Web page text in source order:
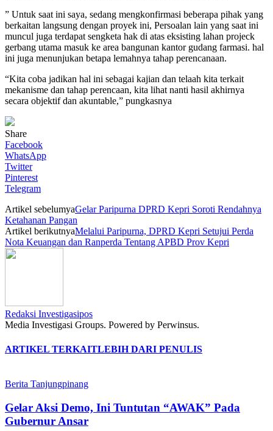
” Untuk saat ini saya, sedang mengkonfirmasi beberapa pihak yang
berkaitan langsung dengan proyek ini, Persoalan lain yang saat ini
muncul juga terdapat sengketa hak di atas eksisting lahan projeck
gerbang utama masuk ke area bangunan kantor gudang farmasi. hal
ini juga menunjukan betapa lemahnya tahap perencanaan.
“Kita coba jadikan hal ini sebagai kajian dan telaah kita terkait
mekanisme dan tahap perencaan, kita lihat nanti hasil akhirnya
secara objektif dan akuntable,” pungkasnya
Share
Facebook
WhatsApp
Twitter
Pinterest
Telegram
Artikel sebelumyaGelar Paripurna DPRD Kepri Soroti Rendahnya
Ketahanan Pangan
Artikel berikutnyaMelalui Paripurna, DPRD Kepri Setujui Perda
Nota Keuangan dan Ranperda Tentang APBD Prov Kepri
Redaksi Investigasipos
Media Investigasi Groups. Powered by Perwinsus.
ARTIKEL TERKAITLEBIH DARI PENULIS
Berita Tanjungpinang
Gelar Aksi Demo, Ini Tuntutan “AWAK” Pada
Gubernur Ansar